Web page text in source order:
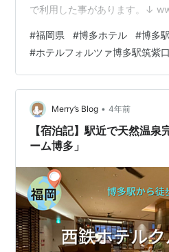
で利用した事があります。↓
ァ博多駅筑紫口Ⅰ エントランス
設備・アメニティー 宿泊代金に
ォルツァ博多駅筑紫口Ⅰの基本
福岡県福岡市博多区博多駅中
473-7111 パーキング・・なし…
#福岡県 #博多ホテル #博多駅
#ホテルフォルツァ博多駅筑紫口
Merry’s Blog • 4年前
【宿泊記】駅近で天然温
ーム博多」